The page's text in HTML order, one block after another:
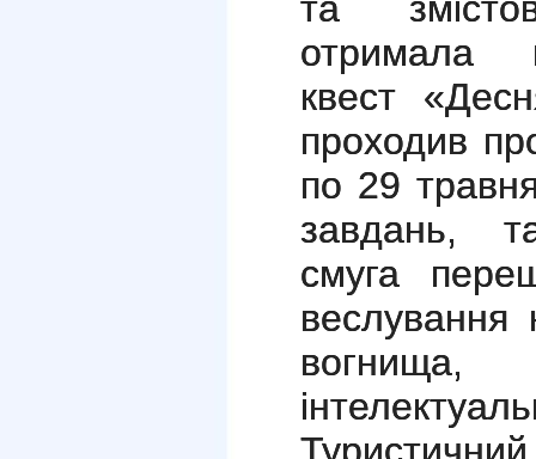
отримала
квест
проходив
по 29
завдань,
смуга
веслування